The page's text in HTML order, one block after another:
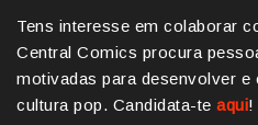
Tens interesse em colaborar
Central Comics procura
motivadas para desenvolver
cultura pop. Candidata-te aqui!